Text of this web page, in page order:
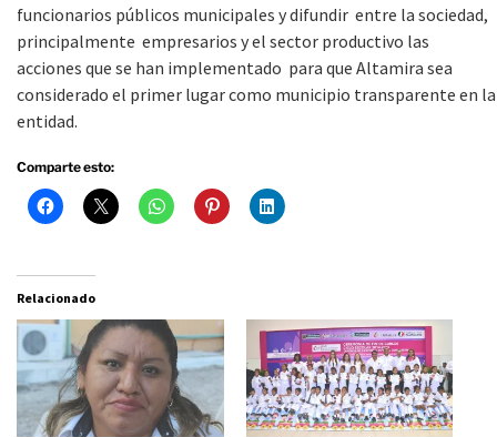
funcionarios públicos municipales y difundir entre la sociedad,
principalmente empresarios y el sector productivo las
acciones que se han implementado para que Altamira sea
considerado el primer lugar como municipio transparente en la
entidad.
Comparte esto:
Relacionado